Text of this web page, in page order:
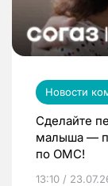
Новости
Сделайте
малыша —
по ОМС!
13:10 /